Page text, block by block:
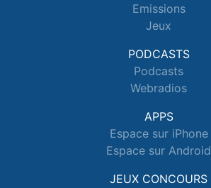
Emissions
Jeux
PODCASTS
Podcasts
Webradios
APPS
Espace sur iPhone
Espace sur Android
JEUX CONCOURS